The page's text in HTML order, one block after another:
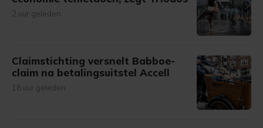
2 uur geleden
Claimstichting versnelt Babboe-
claim na betalingsuitstel Accell
18 uur geleden